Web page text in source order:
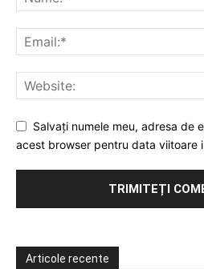
Salvați numele meu, adresa de
acest browser pentru data viitoare
Articole recente